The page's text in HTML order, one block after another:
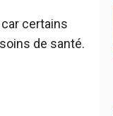
certains
de santé.